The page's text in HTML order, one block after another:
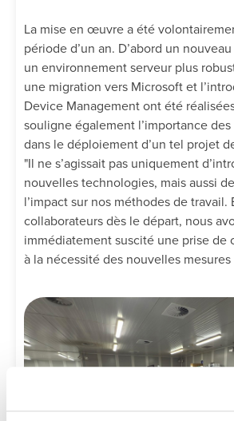
La mise en œuvre a été
période d’un an. D’abord un
un environnement serveur plus
une migration vers Microsoft et
Device Management ont été
souligne également l’importance
dans le déploiement d’un tel projet
"Il ne s’agissait pas uniquement
nouvelles technologies, mais aussi
l’impact sur nos méthodes de
collaborateurs dès le départ, nous
immédiatement suscité une prise de
à la nécessité des nouvelles